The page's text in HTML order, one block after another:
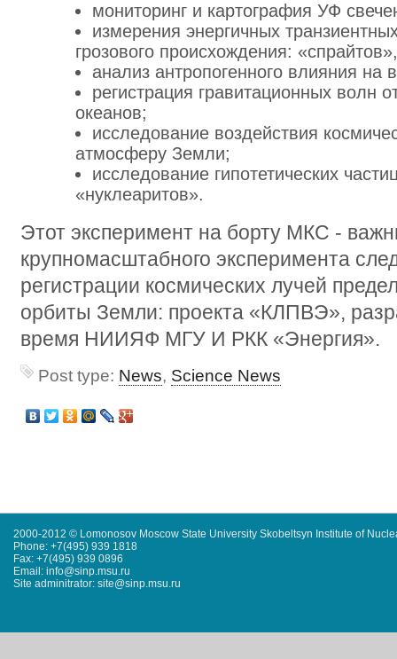
мониторинг и картография УФ
измерения энергичных
грозового происхождения:
анализ антропогенного влияния
регистрация гравитационных волн
океанов;
исследование воздействия
атмосферу Земли;
исследование гипотетических
«нуклеаритов».
Этот эксперимент на борту МКС -
крупномасштабного эксперимента
регистрации космических лучей
орбиты Земли: проекта «КЛПВЭ»,
время НИИЯФ МГУ И РКК «Энергия».
Post type: News, Science News
2000-2012 © Lomonosov Moscow State University Skobeltsyn Institute of
Phone: +7(495) 939 1818
Fax: +7(495) 939 0896
Email: info@sinp.msu.ru
Site adminitrator: site@sinp.msu.ru